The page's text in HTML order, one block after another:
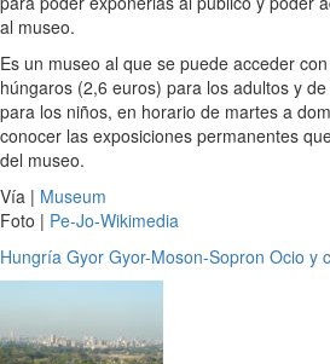
al museo.
Es un museo al que se puede acceder
húngaros (2,6 euros) para los adultos y
para los niños, en horario de martes a
conocer las exposiciones permanentes
del museo.
Vía | Museum
Foto | Pe-Jo-Wikimedia
Hungría Gyor Gyor-Moson-Sopron Ocio y